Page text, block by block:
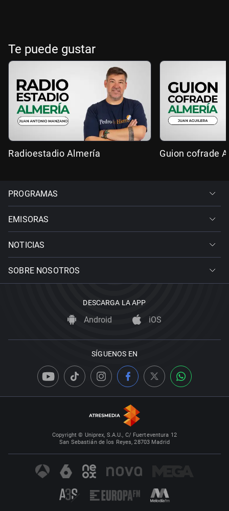
Te puede gustar
Radioestadio Almería Guion cofrade
PROGRAMAS
EMISORAS
NOTICIAS
SOBRE NOSOTROS
DESCARGA LA APP
Android iOS
SÍGUENOS EN
Copyright © Uniprex, S.A.U., C/ Fuerteventura 12
San Sebastián de los Reyes, 28703 Madrid